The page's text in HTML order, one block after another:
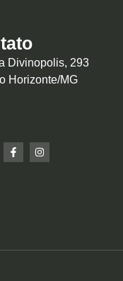
Divinopolis, 293
Horizonte/MG